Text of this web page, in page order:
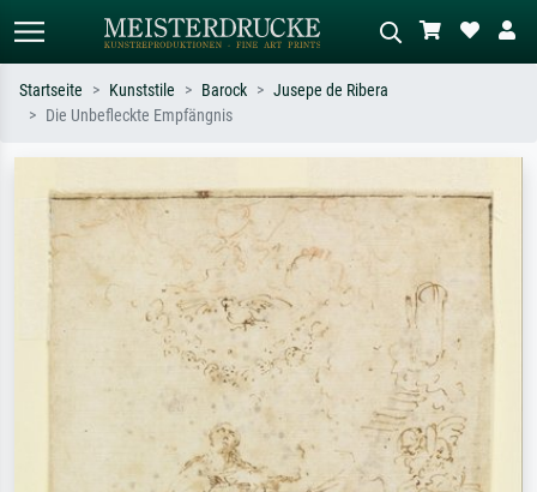
oder Stilen – z.B. Monet,
Sternennacht, Impressionismus, Welle
Wiese, Abstrakt mit viel Rot, Dunkles
Ölgemälde, Stehender Akt neben einem
Startseite Kunststile Barock
Jusepe de Ribera
Die Unbefleckte Empfängnis